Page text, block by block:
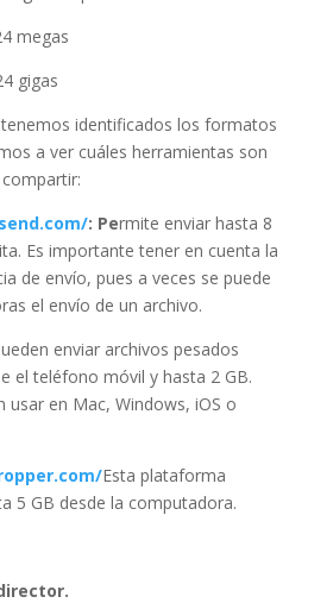
megas
gigas
identificados los formatos
a ver cuáles herramientas son
: Permite enviar hasta 8
Es importante tener en cuenta la
de envío, pues a veces se puede
el envío de un archivo.
enviar archivos pesados
el teléfono móvil y hasta 2 GB.
usar en Mac, Windows, iOS o
Esta plataforma
5 GB desde la computadora.